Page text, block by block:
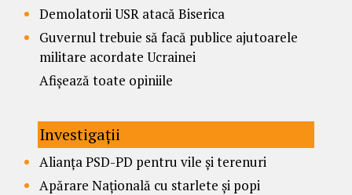
Demolatorii USR atacă Biserica
Guvernul trebuie să facă publice ajutoarele
militare acordate Ucrainei
Afișează toate opiniile
Investigații
Alianța PSD-PD pentru vile și terenuri
Apărare Națională cu starlete și popi